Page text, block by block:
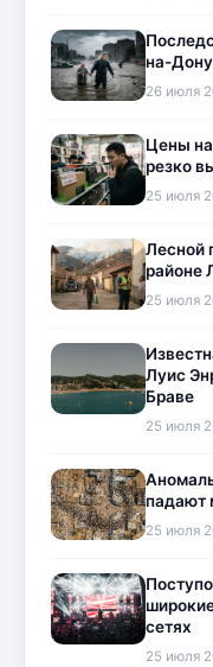
на-
26 июля
Цены
резко
25 июля
Лесной
районе
25 июля
Луис
Браве
25 июля
падают
25 июля
сетях
25 июля